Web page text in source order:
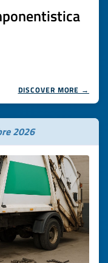
DISCOVER MORE →
2026